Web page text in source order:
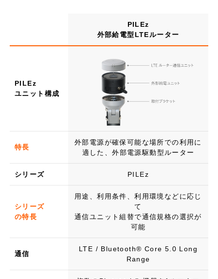
PILEz
外部給電型LTEルーター
PILEz
ユニット構成
特長
外部電源が確保可能な場所での利用に
適した、外部電源駆動型ルーター
シリーズ PILEz
シリーズ
の特長
用途、利用条件、利用環境などに応じ
て
通信ユニット組替で通信規格の選択が
可能
通信
LTE / Bluetooth®︎ Core 5.0 Long
Range